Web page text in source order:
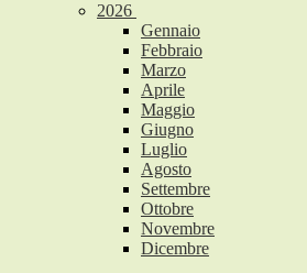
2026
Gennaio
Febbraio
Marzo
Aprile
Maggio
Giugno
Luglio
Agosto
Settembre
Ottobre
Novembre
Dicembre